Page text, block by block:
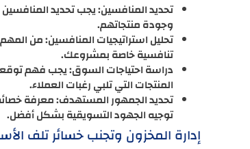
تحديد المنافسين: يجب تحديد
وجودة منتجاتهم.
تحليل استراتيجيات المنافسين: من
تنافسية خاصة بمشروعك.
دراسة احتياجات السوق: يجب فهم
المنتجات التي تلبي رغبات العملاء.
تحديد الجمهور المستهدف: معرفة
توجيه الجهود التسويقية بشكل أفضل.
إدارة المخزون وتجنب خسائر تلف